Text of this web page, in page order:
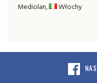
Mediolan, Włochy